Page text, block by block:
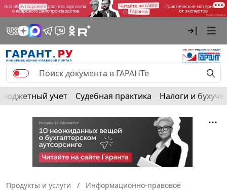
Бюджетный учет Судебная практика Налоги и
Продукты и услуги
Информационно-правовое